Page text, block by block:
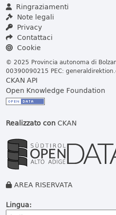
Ringraziamenti
Note legali
Privacy
Contattaci
Cookie
© 2025 Provincia autonoma di
00390090215 PEC:
CKAN API
Open Knowledge Foundation
Realizzato conCKAN
AREA RISERVATA
Lingua